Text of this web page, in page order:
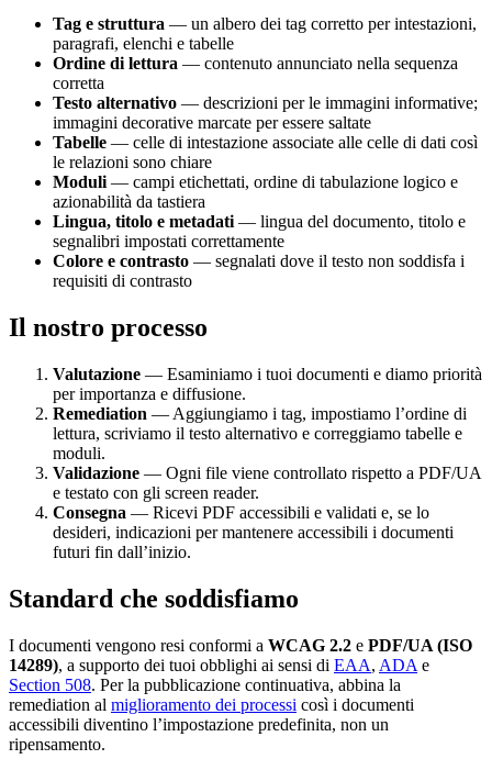
Tag e struttura — un albero dei tag corretto per intestazioni,
paragrafi, elenchi e tabelle
Ordine di lettura — contenuto annunciato nella sequenza
corretta
Testo alternativo — descrizioni per le immagini informative;
immagini decorative marcate per essere saltate
Tabelle — celle di intestazione associate alle celle di dati così
le relazioni sono chiare
Moduli — campi etichettati, ordine di tabulazione logico e
azionabilità da tastiera
Lingua, titolo e metadati — lingua del documento, titolo e
segnalibri impostati correttamente
Colore e contrasto — segnalati dove il testo non soddisfa i
requisiti di contrasto
Il nostro processo
Valutazione — Esaminiamo i tuoi documenti e diamo priorità
per importanza e diffusione.
Remediation — Aggiungiamo i tag, impostiamo l’ordine di
lettura, scriviamo il testo alternativo e correggiamo tabelle e
moduli.
Validazione — Ogni file viene controllato rispetto a PDF/UA
e testato con gli screen reader.
Consegna — Ricevi PDF accessibili e validati e, se lo
desideri, indicazioni per mantenere accessibili i documenti
futuri fin dall’inizio.
Standard che soddisfiamo
I documenti vengono resi conformi a WCAG 2.2 e PDF/UA (ISO
14289), a supporto dei tuoi obblighi ai sensi di EAA, ADA e
Section 508. Per la pubblicazione continuativa, abbina la
remediation al miglioramento dei processi così i documenti
accessibili diventino l’impostazione predefinita, non un
ripensamento.